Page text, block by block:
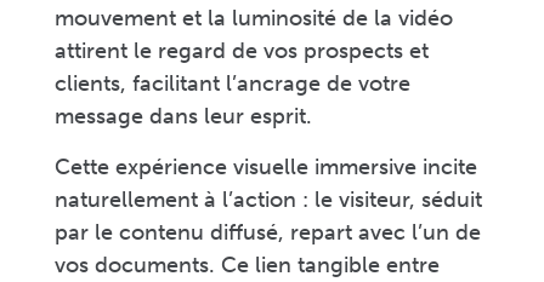
mouvement et la luminosité de la vidéo
attirent le regard de vos prospects et
clients, facilitant l’ancrage de votre
message dans leur esprit.
Cette expérience visuelle immersive incite
naturellement à l’action : le visiteur, séduit
par le contenu diffusé, repart avec l’un de
vos documents. Ce lien tangible entre